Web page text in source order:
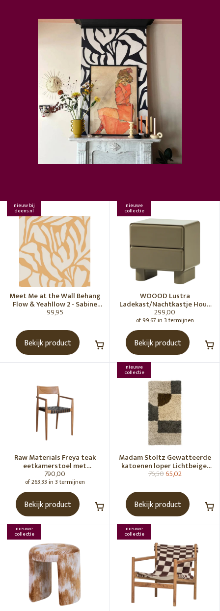
nieuw bij
deens.nl
Meet Me at the Wall Behang
Flow & Yeahllow 2 - Sabine
van Vessem
99,95
Bekijk product
nieuwe
collectie
WOOOD Lustra
Ladekast/Nachtkastje Hout
Hoogglans Groen [Fsc]
299,00
of 99,67 in 3 termijnen
Bekijk product
Raw Materials Freya teak
eetkamerstoel met
armleuning - Zwart (set of 2)
790,00
of 263,33 in 3 termijnen
Bekijk product
nieuwe
collectie
Madam Stoltz Gewatteerde
katoenen loper Lichtbeige,
gebroken wit, grijs, groen
76,5065,02
Bekijk product
nieuwe
collectie
nieuwe
collectie